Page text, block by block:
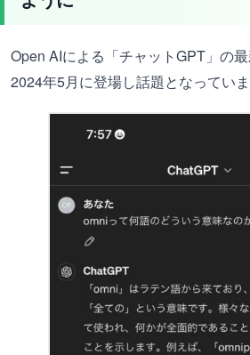
Open AIによる「チャットGPT」の
2024年5月に登場し話題となっていま